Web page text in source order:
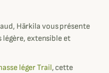
Härkila vous présente
légère, extensible et
léger Trail, cette